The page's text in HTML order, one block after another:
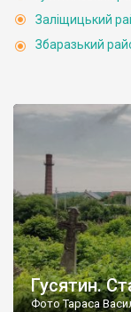
Заліщицький
Збаразький
Гусятин.
Фото Тараса